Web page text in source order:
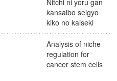
Nitchi ni yoru gan
kansaibo seigyo
kiko no kaiseki
Analysis of niche
regulation for
cancer stem cells